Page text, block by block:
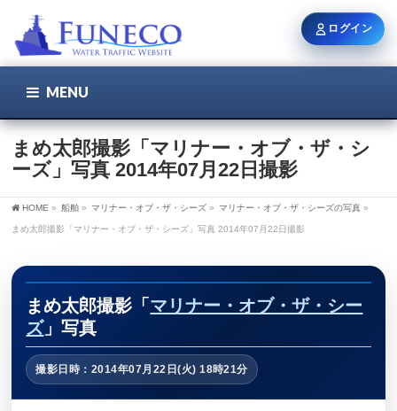
MENU
まめ太郎撮影「マリナー・オブ・ザ・シ
ーズ」写真 2014年07月22日撮影
HOME » 船舶 » マリナー・オブ・ザ・シーズ » マリナー・オブ・ザ・シーズの写真 »
まめ太郎撮影「マリナー・オブ・ザ・シーズ」写真 2014年07月22日撮影
まめ太郎撮影「 マリナー・オブ・ザ・シー
ズ」写真
撮影日時：2014年07月22日(火) 18時21分
ログイン
ユーザー名 / メール
パスワード
新規登録 パスワードを忘れた方